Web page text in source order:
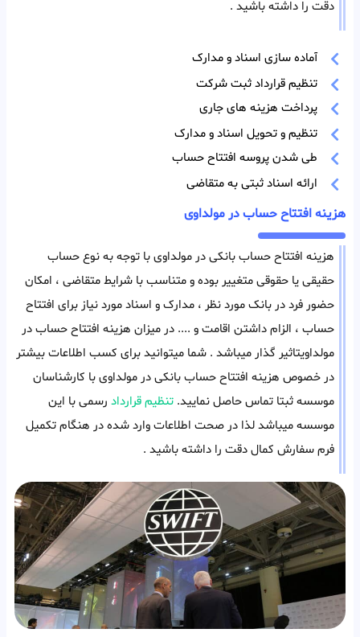
دقت را داشته باشید .
آماده سازی اسناد و مدارک
تنظیم قرارداد ثبت شرکت
پرداخت هزینه های جاری
تنظیم و تحویل اسناد و مدارک
طی شدن پروسه افتتاح حساب
ارائه اسناد ثبتی به متقاضی
هزینه افتتاح حساب در مولداوی
هزینه افتتاح حساب بانکی در مولداوی با توجه به نوع حساب
حقیقی یا حقوقی متغییر بوده و متناسب با شرایط متقاضی ، امکان
حضور فرد در بانک مورد نظر ، مدارک و اسناد مورد نیاز برای افتتاح
حساب ، الزام داشتن اقامت و .... در میزان هزینه افتتاح حساب در
مولداویتاثیر گذار میباشد . شما میتوانید برای کسب اطلاعات بیشتر
در خصوص هزینه افتتاح حساب بانکی در مولداوی با کارشناسان
موسسه ثبتا تماس حاصل نمایید. تنظیم قرارداد رسمی با این
موسسه میباشد لذا در صحت اطلاعات وارد شده در هنگام تکمیل
فرم سفارش کمال دقت را داشته باشید .